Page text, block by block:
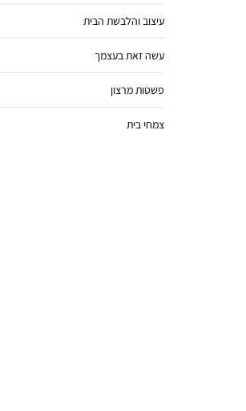
עיצוב והלבשת הבית
עשה זאת בעצמך
פשטות מרצון
צמחי בית